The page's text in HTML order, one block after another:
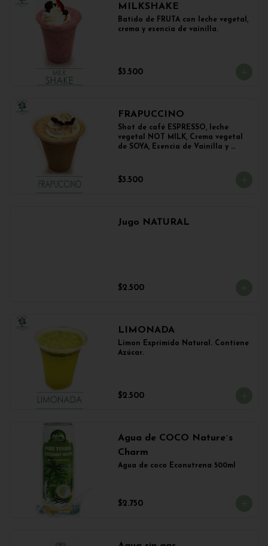
MILKSHAKE
Batido de FRUTA con leche vegetal,
crema y esencia de vainilla.
$3.500
FRAPUCCINO
Shot de café ESPRESSO, leche
vegetal NOT MILK, Crema vegetal
de SOYA, Esencia de Vainilla y
$3.500
Jugo NATURAL
$2.500
LIMONADA
Limon Exprimido Natural. Contiene
Azúcar.
$2.500
Agua de COCO Nature´s
Charm
Agua de coco Econutrena 500ml
$2.750